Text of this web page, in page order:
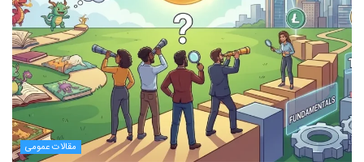
مقالات عمومی